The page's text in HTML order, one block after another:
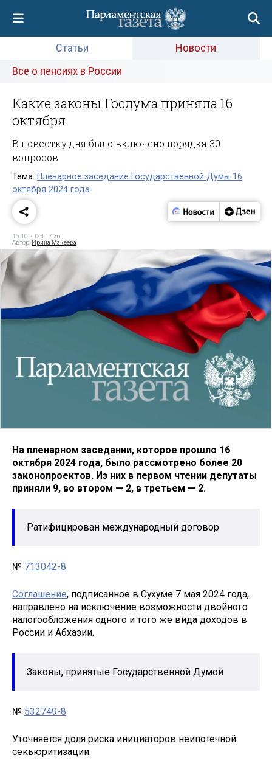
Статьи
Новости
Все о пенсиях в России
Какие законы Госдума приняла 16
октября
В повестку дня было включено порядка 30
вопросов
Тема: Пленарное заседание Государственной Думы 16
октября 2024 года
16.10.2024 17:36
Автор: Ирина Макеева
На пленарном заседании, которое прошло 16
октября 2024 года, было рассмотрено более 20
законопроектов. Из них в первом чтении депутаты
приняли 9, во втором — 2, в третьем — 2.
Ратифицирован международный договор
№ 713042-8
Соглашение, подписанное в Сухуме 7 мая 2024 года,
направлено на исключение возможности двойного
налогообложения одного и того же вида доходов в
России и Абхазии.
Законы, принятые Государственной Думой
№ 532749-8
Уточняется доля риска инициаторов неипотечной
секьюритизации.